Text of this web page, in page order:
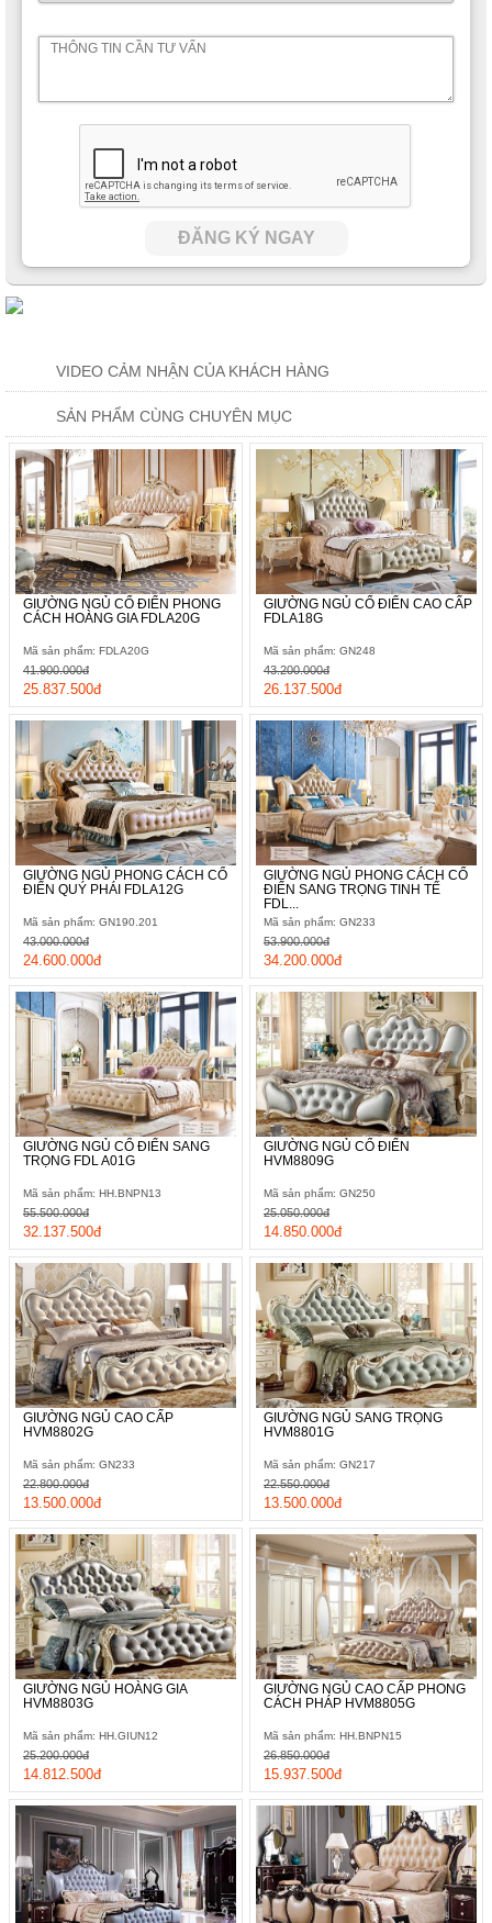
ĐĂNG KÝ NGAY
VIDEO CẢM NHẬN CỦA KHÁCH HÀNG
SẢN PHẨM CÙNG CHUYÊN MỤC
GIƯỜNG NGỦ CỔ ĐIỂN PHONG
CÁCH HOÀNG GIA FDLA20G
Mã sản phẩm: FDLA20G
25.837.500đ
41.900.000đ
GIƯỜNG NGỦ CỔ ĐIỂN CAO CẤP
FDLA18G
Mã sản phẩm: GN248
26.137.500đ
43.200.000đ
GIƯỜNG NGỦ PHONG CÁCH CỔ
ĐIỂN QUÝ PHÁI FDLA12G
Mã sản phẩm: GN190.201
24.600.000đ
43.000.000đ
GIƯỜNG NGỦ PHONG CÁCH CỔ
ĐIỂN SANG TRỌNG TINH TẾ
FDL...
Mã sản phẩm: GN233
34.200.000đ
53.900.000đ
GIƯỜNG NGỦ CỔ ĐIỂN SANG
TRỌNG FDL A01G
Mã sản phẩm: HH.BNPN13
32.137.500đ
55.500.000đ
GIƯỜNG NGỦ CỔ ĐIỂN
HVM8809G
Mã sản phẩm: GN250
14.850.000đ
25.050.000đ
GIƯỜNG NGỦ CAO CẤP
HVM8802G
Mã sản phẩm: GN233
13.500.000đ
22.800.000đ
GIƯỜNG NGỦ SANG TRỌNG
HVM8801G
Mã sản phẩm: GN217
13.500.000đ
22.550.000đ
GIƯỜNG NGỦ HOÀNG GIA
HVM8803G
Mã sản phẩm: HH.GIUN12
14.812.500đ
25.200.000đ
GIƯỜNG NGỦ CAO CẤP PHONG
CÁCH PHÁP HVM8805G
Mã sản phẩm: HH.BNPN15
15.937.500đ
26.850.000đ